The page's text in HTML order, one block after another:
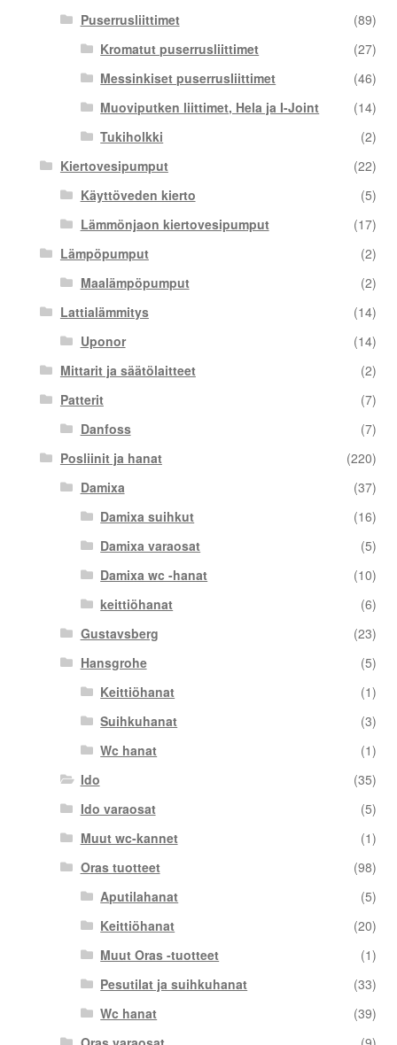
Puserrusliittimet
(89)
Kromatut puserrusliittimet
(27)
Messinkiset puserrusliittimet
(46)
Muoviputken liittimet, Hela ja I-Joint
(14)
Tukiholkki
(2)
Kiertovesipumput
(22)
Käyttöveden kierto
(5)
Lämmönjaon kiertovesipumput
(17)
Lämpöpumput
(2)
Maalämpöpumput
(2)
Lattialämmitys
(14)
Uponor
(14)
Mittarit ja säätölaitteet
(2)
Patterit
(7)
Danfoss
(7)
Posliinit ja hanat
(220)
Damixa
(37)
Damixa suihkut
(16)
Damixa varaosat
(5)
Damixa wc -hanat
(10)
keittiöhanat
(6)
Gustavsberg
(23)
Hansgrohe
(5)
Keittiöhanat
(1)
Suihkuhanat
(3)
Wc hanat
(1)
Ido
(35)
Ido varaosat
(5)
Muut wc-kannet
(1)
Oras tuotteet
(98)
Aputilahanat
(5)
Keittiöhanat
(20)
Muut Oras -tuotteet
(1)
Pesutilat ja suihkuhanat
(33)
Wc hanat
(39)